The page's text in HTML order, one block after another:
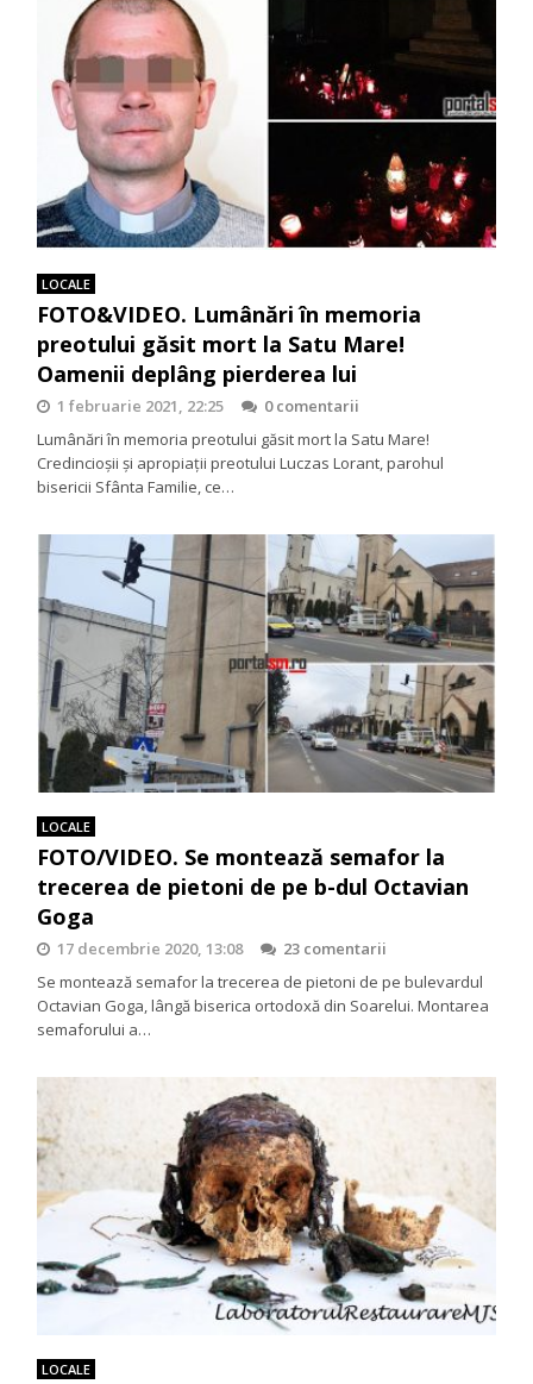
LOCALE
FOTO&VIDEO. Lumânări în memoria
preotului găsit mort la Satu Mare!
Oamenii deplâng pierderea lui
1 februarie 2021, 22:25
0 comentarii
Lumânări în memoria preotului găsit mort la Satu Mare!
Credincioșii și apropiații preotului Luczas Lorant, parohul
bisericii Sfânta Familie, ce…
LOCALE
FOTO/VIDEO. Se montează semafor la
trecerea de pietoni de pe b-dul Octavian
Goga
17 decembrie 2020, 13:08
23 comentarii
Se montează semafor la trecerea de pietoni de pe bulevardul
Octavian Goga, lângă biserica ortodoxă din Soarelui. Montarea
semaforului a…
LOCALE